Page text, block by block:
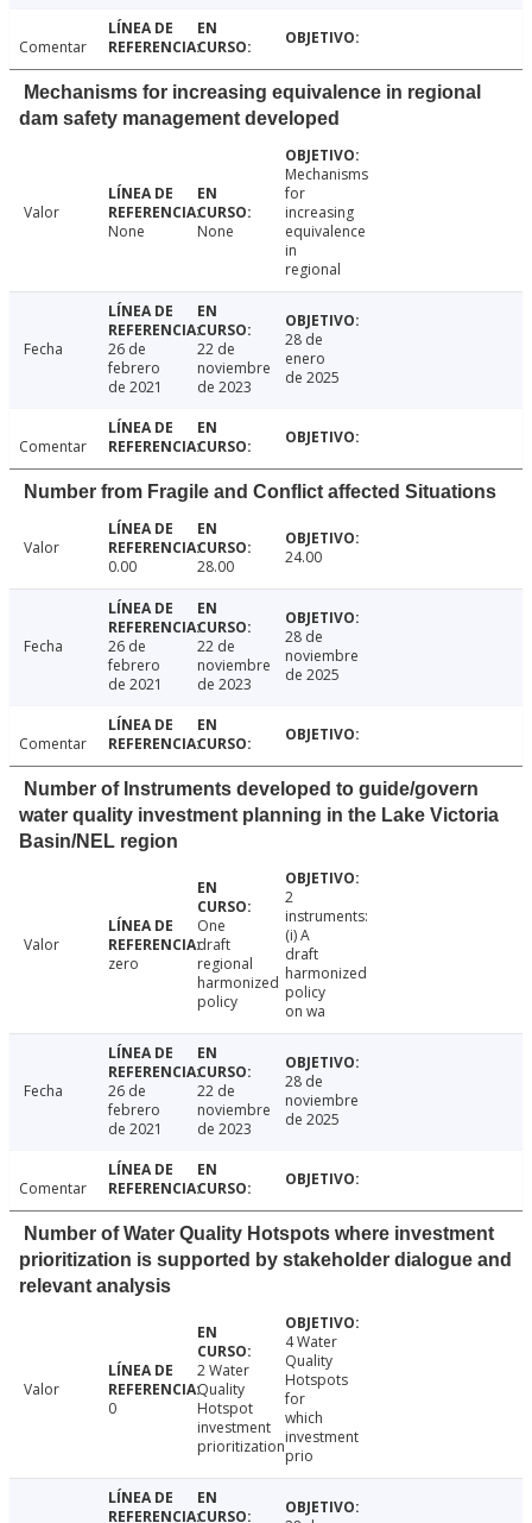
Comentar
Mechanisms for increasing equivalence in regional
dam safety management developed
Valor
None
None
Mechanisms
for
increasing
equivalence
in
regional
Fecha
26 de
febrero
de 2021
22 de
noviembre
de 2023
28 de
enero
de 2025
Comentar
Number from Fragile and Conflict affected Situations
Valor
0.00
28.00 24.00
Fecha
26 de
febrero
de 2021
22 de
noviembre
de 2023
28 de
noviembre
de 2025
Comentar
Number of Instruments developed to guide/govern
water quality investment planning in the Lake Victoria
Basin/NEL region
Valor
zero
One
draft
regional
harmonized
policy
2
instruments:
(i) A
draft
harmonized
policy
on wa
Fecha
26 de
febrero
de 2021
22 de
noviembre
de 2023
28 de
noviembre
de 2025
Comentar
Number of Water Quality Hotspots where investment
prioritization is supported by stakeholder dialogue and
relevant analysis
Valor
0
2 Water
Quality
Hotspot
investment
prioritization
4 Water
Quality
Hotspots
for
which
investment
prio